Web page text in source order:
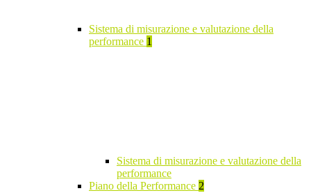
Sistema di misurazione e valutazione della
performance 1
Sistema di misurazione e valutazione della
performance
Piano della Performance 2